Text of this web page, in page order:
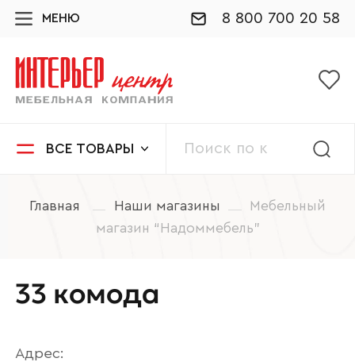
МЕНЮ 8 800 700 20 58
ВСЕ ТОВАРЫ
Главная Наши магазины
Мебельный
магазин “Надоммебель”
33 комода
Адрес: